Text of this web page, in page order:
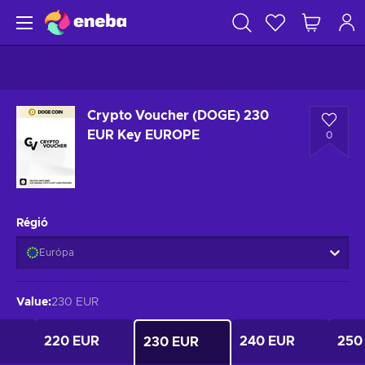
Crypto Voucher (DOGE) 230
EUR Key EUROPE
0
Régió
Európa
Value:230 EUR
220 EUR 230 EUR 240 EUR 250